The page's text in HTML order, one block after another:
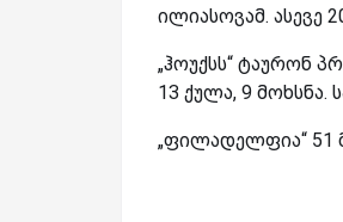
ილიასოვამ. ასევე
„ჰოუქსს“ ტაურონ
13 ქულა, 9 მოხსნა.
„ფილადელფია“ 51